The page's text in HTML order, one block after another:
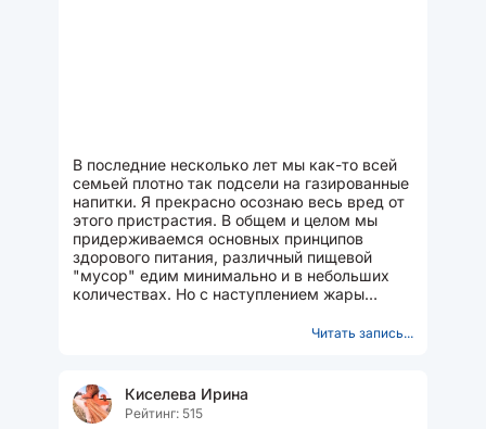
В последние несколько лет мы как-то всей
семьей плотно так подсели на газированные
напитки. Я прекрасно осознаю весь вред от
этого пристрастия. В общем и целом мы
придерживаемся основных принципов
здорового питания, различный пищевой
"мусор" едим минимально и в небольших
количествах. Но с наступлением жары
Читать запись...
Киселева Ирина
Рейтинг: 515